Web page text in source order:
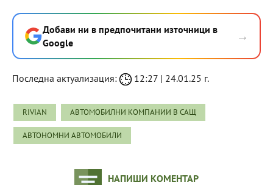
Добави ни в предпочитани източници в
Google
→
Последна актуализация: 12:27 | 24.01.25 г.
RIVIAN АВТОМОБИЛНИ КОМПАНИИ В САЩ
АВТОНОМНИ АВТОМОБИЛИ
НАПИШИ КОМЕНТАР